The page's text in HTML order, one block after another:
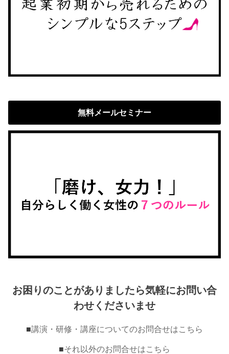
無料メールセミナー
お困りのことがありましたら気軽にお問い合
わせくださいませ
■講演・研修・講座についてのお問合せはこちら
■それ以外のお問合せはこちら